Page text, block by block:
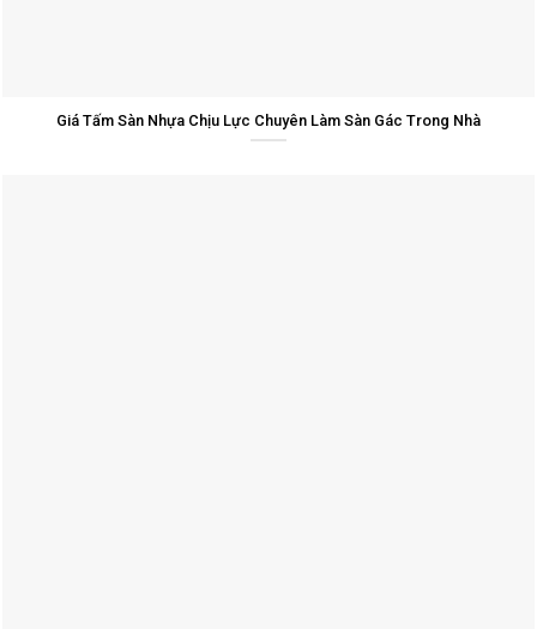
Giá Tấm Sàn Nhựa Chịu Lực Chuyên Làm Sàn Gác Trong Nhà